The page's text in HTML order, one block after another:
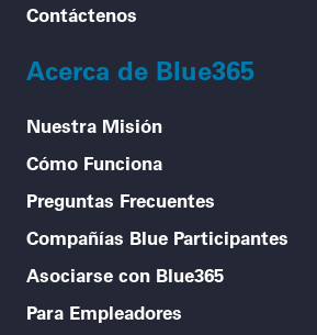
Contáctenos
Acerca de Blue365
Nuestra Misión
Cómo Funciona
Preguntas Frecuentes
Compañías Blue Participantes
Asociarse con Blue365
Para Empleadores